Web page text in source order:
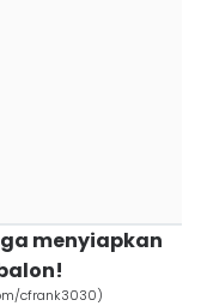
menyiapkan
cfrank3030)